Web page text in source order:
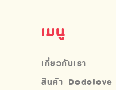
เมนู
เกี่ยวกับเรา
สินค้า Dodolove